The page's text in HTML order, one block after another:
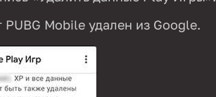
PUBG Mobile удален из Google.